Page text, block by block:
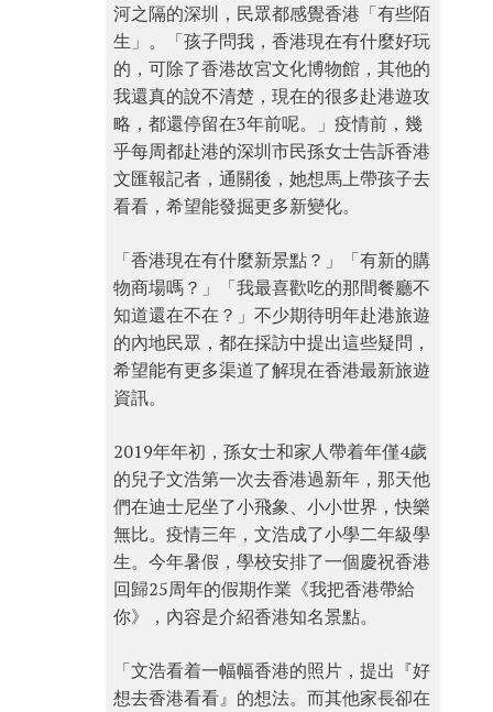
河之隔的深圳，民眾都感覺香港「有些陌
生」。「孩子問我，香港現在有什麼好玩
的，可除了香港故宮文化博物館，其他的
我還真的說不清楚，現在的很多赴港遊攻
略，都還停留在3年前呢。」疫情前，幾
乎每周都赴港的深圳市民孫女士告訴香港
文匯報記者，通關後，她想馬上帶孩子去
看看，希望能發掘更多新變化。
「香港現在有什麼新景點？」「有新的購
物商場嗎？」「我最喜歡吃的那間餐廳不
知道還在不在？」不少期待明年赴港旅遊
的內地民眾，都在採訪中提出這些疑問，
希望能有更多渠道了解現在香港最新旅遊
資訊。
2019年年初，孫女士和家人帶着年僅4歲
的兒子文浩第一次去香港過新年，那天他
們在迪士尼坐了小飛象、小小世界，快樂
無比。疫情三年，文浩成了小學二年級學
生。今年暑假，學校安排了一個慶祝香港
回歸25周年的假期作業《我把香港帶給
你》，內容是介紹香港知名景點。
「文浩看着一幅幅香港的照片，提出『好
想去香港看看』的想法。而其他家長卻在